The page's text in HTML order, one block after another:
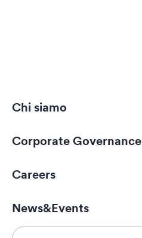
Chi siamo
Corporate Governance
Careers
News&Events